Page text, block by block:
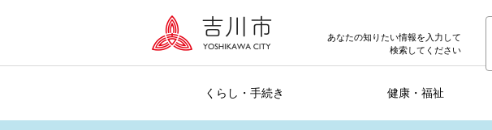
あなたの知りたい情報を入力して
検索してください
くらし・手続き 健康・福祉